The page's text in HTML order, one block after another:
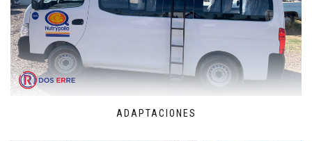
ADAPTACIONES